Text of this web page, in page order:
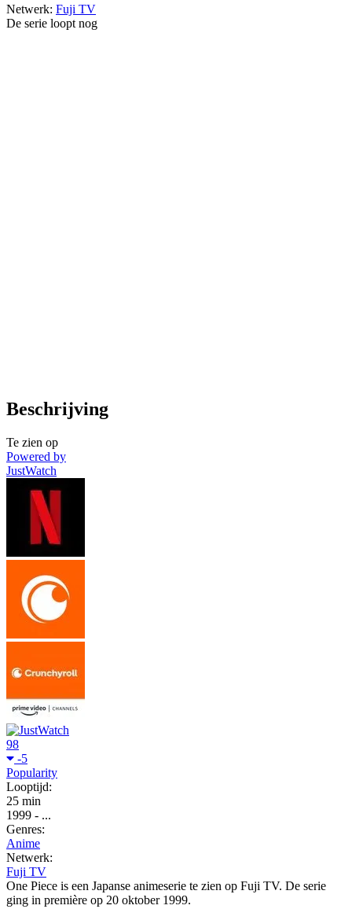
Netwerk: Fuji TV
De serie loopt nog
Beschrijving
Te zien op
Powered by
JustWatch
98
-5
Popularity
Looptijd:
25 min
1999 - ...
Genres:
Anime
Netwerk:
Fuji TV
One Piece is een Japanse animeserie te zien op Fuji TV. De serie
ging in première op 20 oktober 1999.